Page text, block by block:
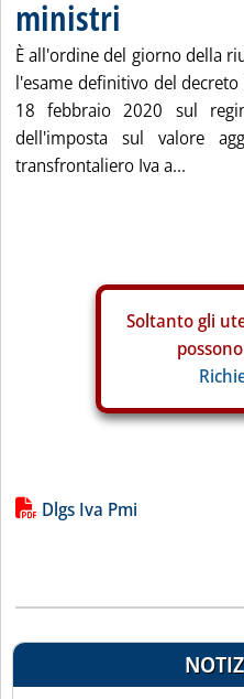
ministri
È all'ordine del giorno della
l'esame definitivo del
18 febbraio 2020 sul
dell'imposta sul valore
transfrontaliero Iva a...
Soltanto gli
Lista allegati PDF alla
Dlgs Iva Pmi